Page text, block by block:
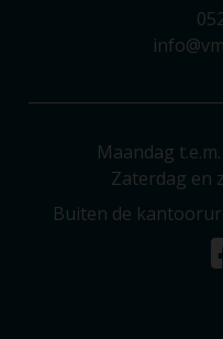
Maandag
Zaterdag en
Buiten de